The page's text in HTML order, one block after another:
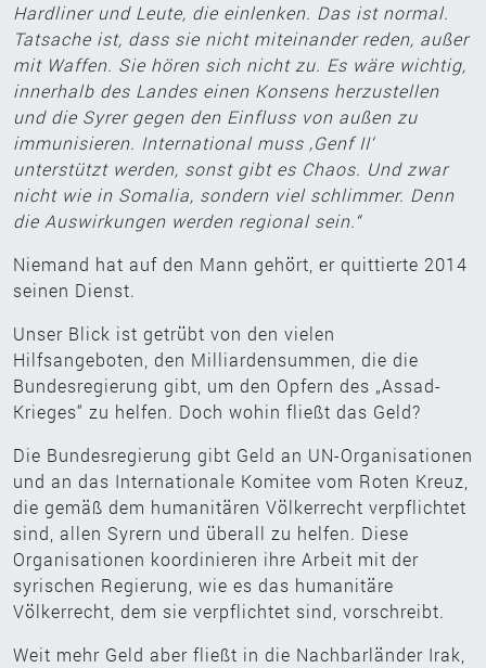
Hardliner und Leute, die einlenken. Das ist normal.
Tatsache ist, dass sie nicht miteinander reden, außer
mit Waffen. Sie hören sich nicht zu. Es wäre wichtig,
innerhalb des Landes einen Konsens herzustellen
und die Syrer gegen den Einfluss von außen zu
immunisieren. International muss ‚Genf II‘
unterstützt werden, sonst gibt es Chaos. Und zwar
nicht wie in Somalia, sondern viel schlimmer. Denn
die Auswirkungen werden regional sein.“
Niemand hat auf den Mann gehört, er quittierte 2014
seinen Dienst.
Unser Blick ist getrübt von den vielen
Hilfsangeboten, den Milliardensummen, die die
Bundesregierung gibt, um den Opfern des „Assad-
Krieges“ zu helfen. Doch wohin fließt das Geld?
Die Bundesregierung gibt Geld an UN-Organisationen
und an das Internationale Komitee vom Roten Kreuz,
die gemäß dem humanitären Völkerrecht verpflichtet
sind, allen Syrern und überall zu helfen. Diese
Organisationen koordinieren ihre Arbeit mit der
syrischen Regierung, wie es das humanitäre
Völkerrecht, dem sie verpflichtet sind, vorschreibt.
Weit mehr Geld aber fließt in die Nachbarländer Irak,